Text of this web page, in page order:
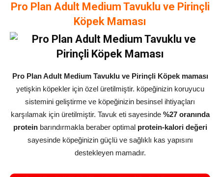
Pro Plan Adult Medium Tavuklu ve Pirinçli
Köpek Maması
Pro Plan Adult Medium Tavuklu ve Pirinçli Köpek maması
yetişkin köpekler için özel üretilmiştir. köpeğinizin koruyucu
sistemini geliştirme ve köpeğinizin besinsel ihtiyaçları
karşılamak için üretilmiştir. Tavuk eti sayesinde %27 oranında
proteinbarındırmakla beraber optimal protein-kalori değeri
sayesinde köpeğinizin güçlü ve sağlıklı kas yapısını
destekleyen mamadır.